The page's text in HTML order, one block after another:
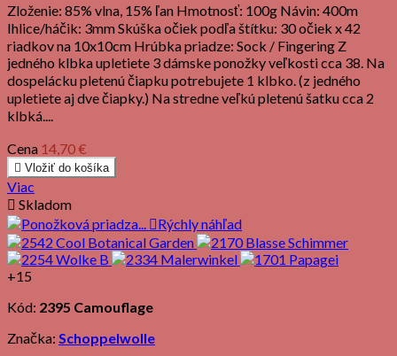
Zloženie: 85% vlna, 15% ľan Hmotnosť: 100g Návin: 400m
Ihlice/háčik: 3mm Skúška očiek podľa štítku: 30 očiek x 42
riadkov na 10x10cm Hrúbka priadze: Sock / Fingering Z
jedného klbka upletiete 3 dámske ponožky veľkosti cca 38. Na
dospelácku pletenú čiapku potrebujete 1 klbko. (z jedného
upletiete aj dve čiapky.) Na stredne veľkú pletenú šatku cca 2
klbká....
Cena 14,70 €
 Vložiť do košíka
Viac
 Skladom
Rýchly náhľad
+15
Kód: 2395 Camouflage
Značka: Schoppelwolle